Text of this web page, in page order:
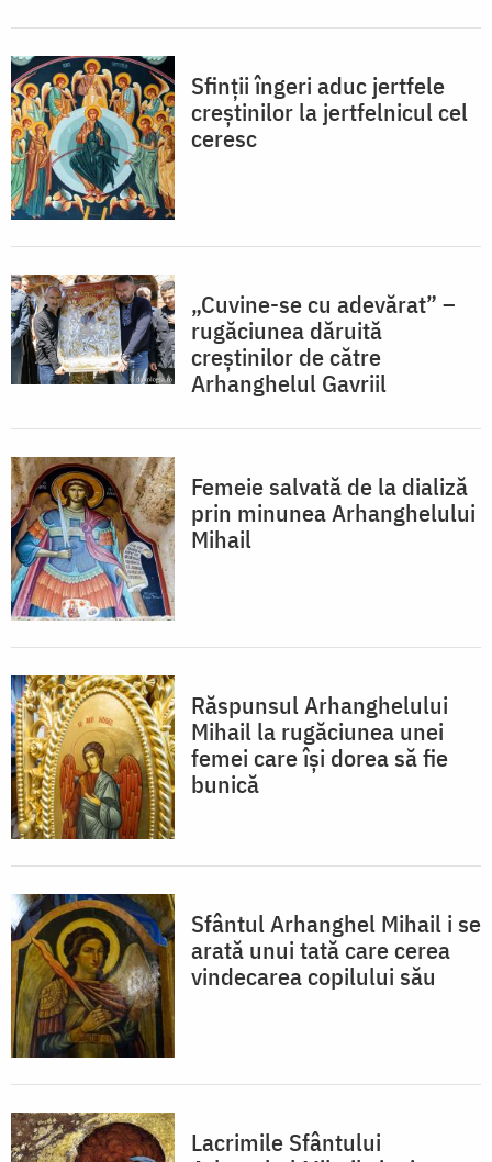
Sfinții îngeri aduc jertfele
creștinilor la jertfelnicul cel
ceresc
„Cuvine-se cu adevărat” –
rugăciunea dăruită
creștinilor de către
Arhanghelul Gavriil
Femeie salvată de la dializă
prin minunea Arhanghelului
Mihail
Răspunsul Arhanghelului
Mihail la rugăciunea unei
femei care își dorea să fie
bunică
Sfântul Arhanghel Mihail i se
arată unui tată care cerea
vindecarea copilului său
Lacrimile Sfântului